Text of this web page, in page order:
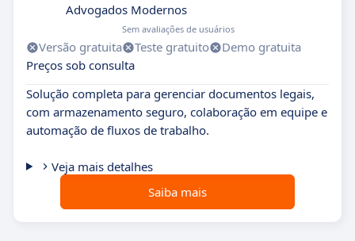
Advogados Modernos
Sem avaliações de usuários
Versão gratuita Teste gratuito
Demo gratuita
Preços sob consulta
Solução completa para gerenciar documentos legais,
com armazenamento seguro, colaboração em equipe e
automação de fluxos de trabalho.
Veja mais detalhes
Saiba mais